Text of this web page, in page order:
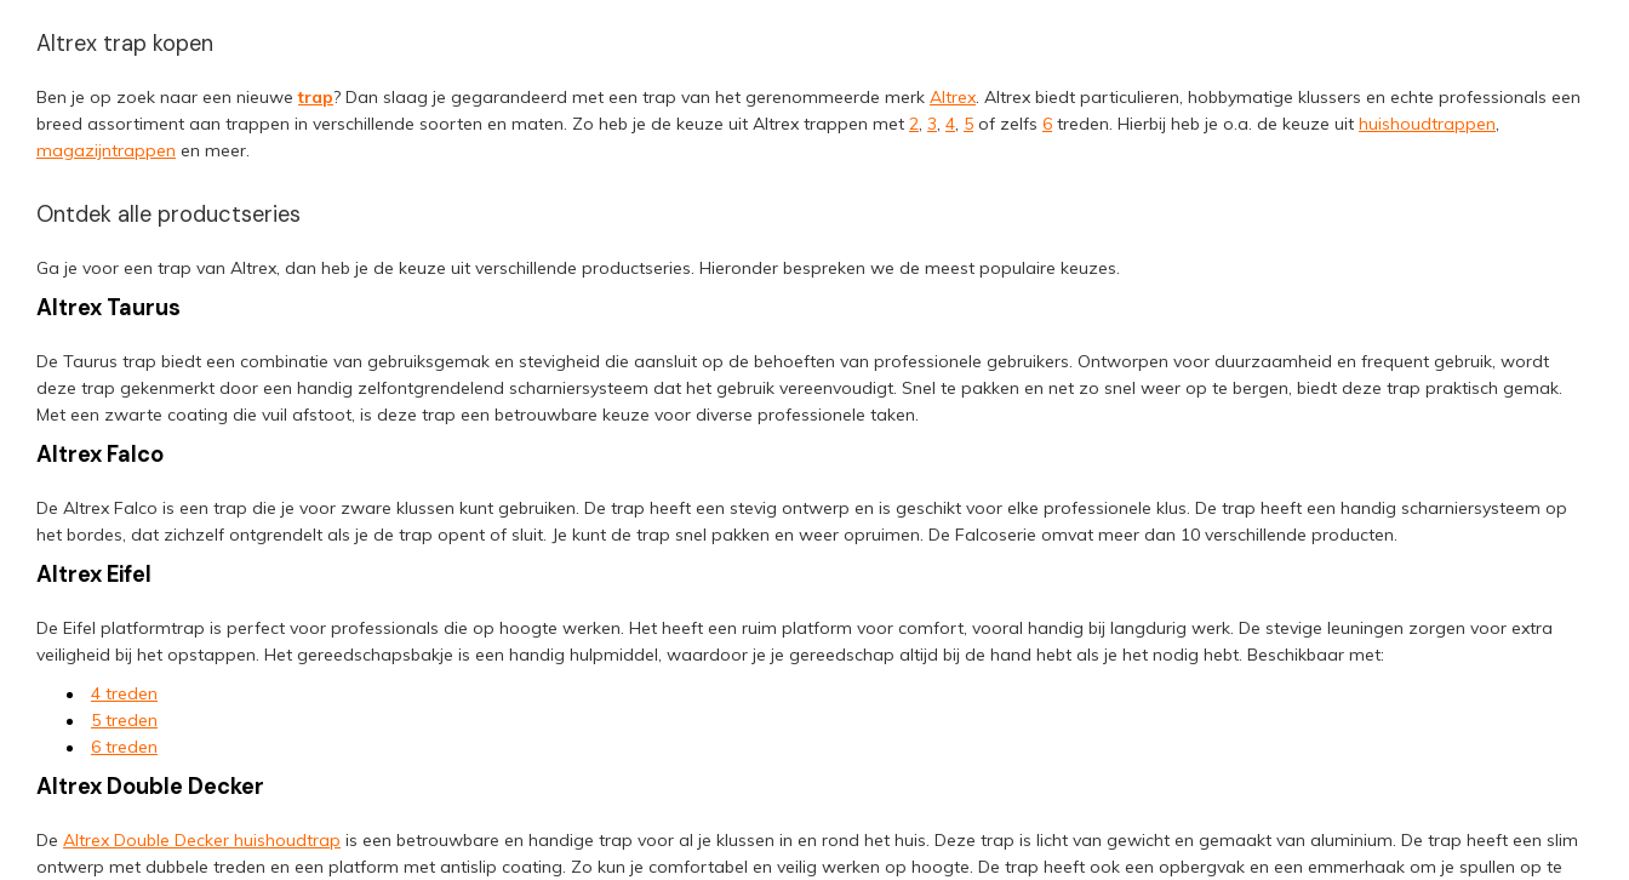
Altrex trap kopen
Ben je op zoek naar een nieuwetrap? Dan slaag je gegarandeerd met een trap van het gerenommeerde merk Altrex. Altrex biedt particulieren, hobbymatige klussers en echte professionals een
breed assortiment aan trappen in verschillende soorten en maten. Zo heb je de keuze uit Altrex trappen met 2, 3, 4, 5 of zelfs 6 treden. Hierbij heb je o.a. de keuze uit huishoudtrappen,
magazijntrappen en meer.
Ontdek alle productseries
Ga je voor een trap van Altrex, dan heb je de keuze uit verschillende productseries. Hieronder bespreken we de meest populaire keuzes.
Altrex Taurus
De Taurus trap biedt een combinatie van gebruiksgemak en stevigheid die aansluit op de behoeften van professionele gebruikers. Ontworpen voor duurzaamheid en frequent gebruik, wordt
deze trap gekenmerkt door een handig zelfontgrendelend scharniersysteem dat het gebruik vereenvoudigt. Snel te pakken en net zo snel weer op te bergen, biedt deze trap praktisch gemak.
Met een zwarte coating die vuil afstoot, is deze trap een betrouwbare keuze voor diverse professionele taken.
Altrex Falco
De Altrex Falco is een trap die je voor zware klussen kunt gebruiken. De trap heeft een stevig ontwerp en is geschikt voor elke professionele klus. De trap heeft een handig scharniersysteem op
het bordes, dat zichzelf ontgrendelt als je de trap opent of sluit. Je kunt de trap snel pakken en weer opruimen. De Falcoserie omvat meer dan 10 verschillende producten.
Altrex Eifel
De Eifel platformtrap is perfect voor professionals die op hoogte werken. Het heeft een ruim platform voor comfort, vooral handig bij langdurig werk. De stevige leuningen zorgen voor extra
veiligheid bij het opstappen. Het gereedschapsbakje is een handig hulpmiddel, waardoor je je gereedschap altijd bij de hand hebt als je het nodig hebt. Beschikbaar met:
4 treden
5 treden
6 treden
Altrex Double Decker
De Altrex Double Decker huishoudtrap is een betrouwbare en handige trap voor al je klussen in en rond het huis. Deze trap is licht van gewicht en gemaakt van aluminium. De trap heeft een slim
ontwerp met dubbele treden en een platform met antislip coating. Zo kun je comfortabel en veilig werken op hoogte. De trap heeft ook een opbergvak en een emmerhaak om je spullen op te